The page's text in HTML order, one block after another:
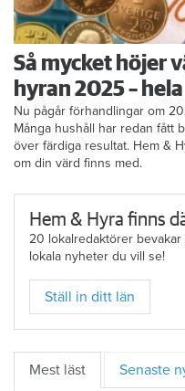
Så mycket höjer
hyran 2025 –
Nu pågår förhandlingar om
Många hushåll har redan fått
över färdiga resultat. Hem &
om din värd finns med.
Hem & Hyra finns
20 lokalredaktörer bevakar
lokala nyheter du vill se!
Ställ in ditt län
Mest läst Senaste